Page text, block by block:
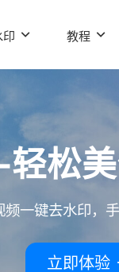
印 教程
松
频一键去水印，
立即体验